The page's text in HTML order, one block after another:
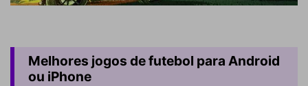
Melhores jogos de futebol para Android
ou iPhone